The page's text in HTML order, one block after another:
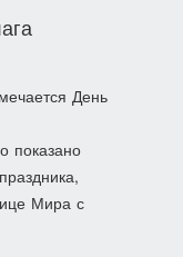
День
показано
Мира с